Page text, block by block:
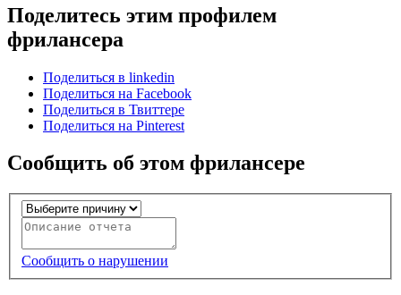
Поделитесь этим профилем
фрилансера
Поделиться в linkedin
Поделиться на Facebook
Поделиться в Твиттере
Поделиться на Pinterest
Сообщить об этом фрилансере
Сообщить о нарушении